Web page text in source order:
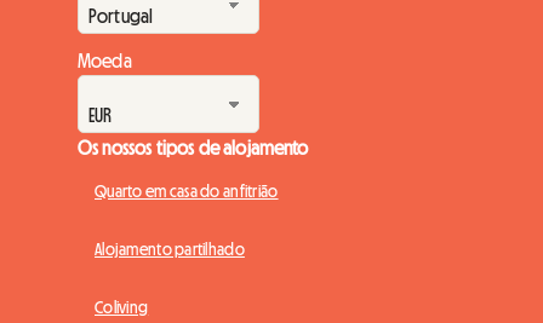
Moeda
Os nossos tipos de alojamento
Quarto em casa do anfitrião
Alojamento partilhado
Coliving